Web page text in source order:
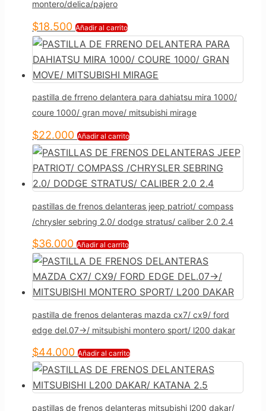
montero/delica/pajero
$18.500 Añadir al carrito
pastilla de frreno delantera para dahiatsu mira 1000/
coure 1000/ gran move/ mitsubishi mirage
$22.000 Añadir al carrito
pastillas de frenos delanteras jeep patriot/ compass
/chrysler sebring 2.0/ dodge stratus/ caliber 2.0 2.4
$36.000 Añadir al carrito
pastilla de frenos delanteras mazda cx7/ cx9/ ford
edge del.07->/ mitsubishi montero sport/ l200 dakar
$44.000 Añadir al carrito
pastillas de frenos delanteras mitsubishi l200 dakar/